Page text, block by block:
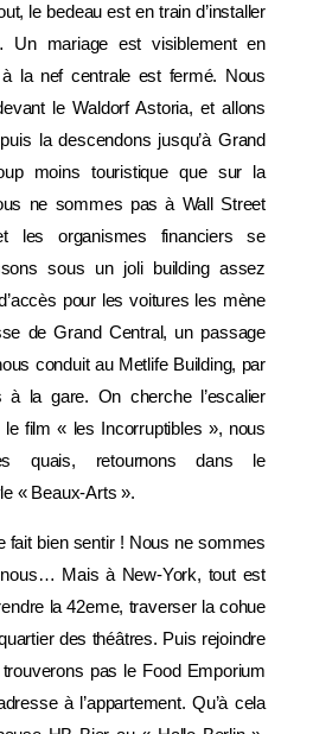
le bedeau est en train d’installer
Un mariage est visiblement en
à la nef centrale est fermé. Nous
le Waldorf Astoria, et allons
la descendons jusqu’à Grand
moins touristique que sur la
ne sommes pas à Wall Street
les organismes financiers se
sous un joli building assez
pour les voitures les mène
de Grand Central, un passage
conduit au Metlife Building, par
à la gare. On cherche l’escalier
le film « les Incorruptibles », nous
quais, retournons dans le
« Beaux-Arts ».
fait bien sentir ! Nous ne sommes
Mais à New-York, tout est
la 42eme, traverser la cohue
des théâtres. Puis rejoindre
pas le Food Emporium
à l’appartement. Qu’à cela